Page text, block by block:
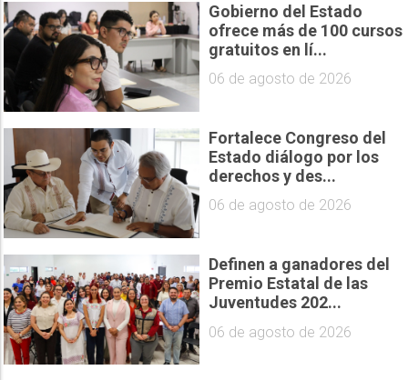
Gobierno del Estado
ofrece más de 100 cursos
gratuitos en lí...
06 de agosto de 2026
Fortalece Congreso del
Estado diálogo por los
derechos y des...
06 de agosto de 2026
Definen a ganadores del
Premio Estatal de las
Juventudes 202...
06 de agosto de 2026